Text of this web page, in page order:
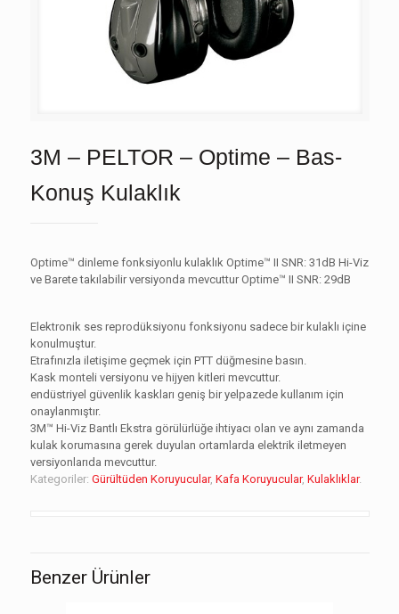
3M – PELTOR – Optime – Bas-
Konuş Kulaklık
Optime™ dinleme fonksiyonlu kulaklık Optime™ II SNR: 31dB Hi-Viz
ve Barete takılabilir versiyonda mevcuttur Optime™ II SNR: 29dB
Elektronik ses reprodüksiyonu fonksiyonu sadece bir kulaklı içine
konulmuştur.
Etrafınızla iletişime geçmek için PTT düğmesine basın.
Kask monteli versiyonu ve hijyen kitleri mevcuttur.
endüstriyel güvenlik kaskları geniş bir yelpazede kullanım için
onaylanmıştır.
3M™ Hi-Viz Bantlı Ekstra görülürlüğe ihtiyacı olan ve aynı zamanda
kulak korumasına gerek duyulan ortamlarda elektrik iletmeyen
versiyonlarıda mevcuttur.
Kategoriler: Gürültüden Koruyucular, Kafa Koruyucular, Kulaklıklar.
Benzer Ürünler